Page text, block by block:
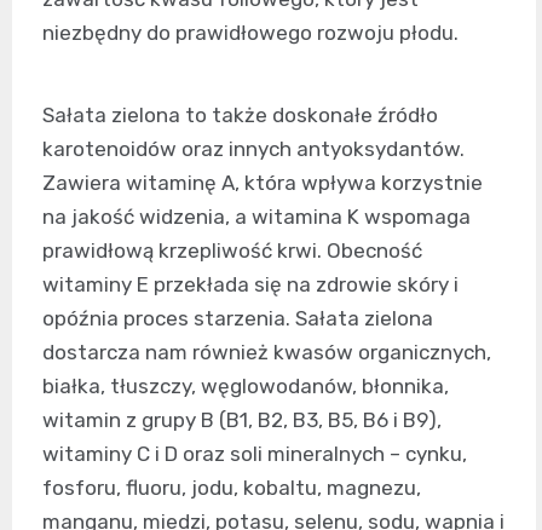
niezbędny do prawidłowego rozwoju płodu.
Sałata zielona to także doskonałe źródło
karotenoidów oraz innych antyoksydantów.
Zawiera witaminę A, która wpływa korzystnie
na jakość widzenia, a witamina K wspomaga
prawidłową krzepliwość krwi. Obecność
witaminy E przekłada się na zdrowie skóry i
opóźnia proces starzenia. Sałata zielona
dostarcza nam również kwasów organicznych,
białka, tłuszczy, węglowodanów, błonnika,
witamin z grupy B (B1, B2, B3, B5, B6 i B9),
witaminy C i D oraz soli mineralnych – cynku,
fosforu, fluoru, jodu, kobaltu, magnezu,
manganu, miedzi, potasu, selenu, sodu, wapnia i